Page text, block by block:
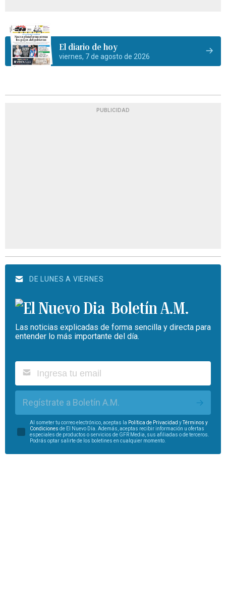
El diario de hoy
viernes, 7 de agosto de 2026
PUBLICIDAD
DE LUNES A VIERNES
Boletín A.M.
Las noticias explicadas de forma sencilla y directa para
entender lo más importante del día.
Regístrate a Boletín A.M.
Al someter tu correo electrónico, aceptas la Política de Privacidad yTérminos y
Condiciones de El Nuevo Día. Además, aceptas recibir información u ofertas
especiales de productos o servicios de GFR Media, sus afiliadas o de terceros.
Podrás optar salirte de los boletines en cualquier momento.